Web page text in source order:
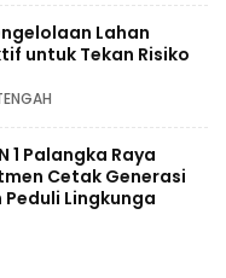
Lahan
untuk Tekan Risiko
1 Palangka Raya
Cetak Generasi
Lingkunga